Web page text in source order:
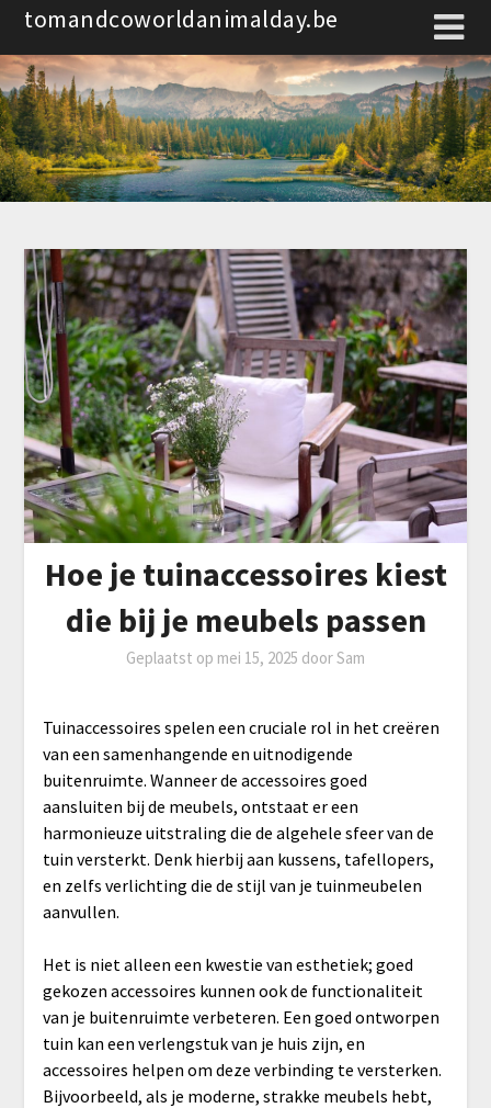
Spring
de
inhoud
tomandcoworldanimalday.be
Hoe je tuinaccessoires kiest
die bij je meubels passen
Geplaatst op mei 15, 2025 doorSam
Tuinaccessoires spelen een cruciale rol in het creëren
van een samenhangende en uitnodigende
buitenruimte. Wanneer de accessoires goed
aansluiten bij de meubels, ontstaat er een
harmonieuze uitstraling die de algehele sfeer van de
tuin versterkt. Denk hierbij aan kussens, tafellopers,
en zelfs verlichting die de stijl van je tuinmeubelen
aanvullen.
Het is niet alleen een kwestie van esthetiek; goed
gekozen accessoires kunnen ook de functionaliteit
van je buitenruimte verbeteren. Een goed ontworpen
tuin kan een verlengstuk van je huis zijn, en
accessoires helpen om deze verbinding te versterken.
Bijvoorbeeld, als je moderne, strakke meubels hebt,